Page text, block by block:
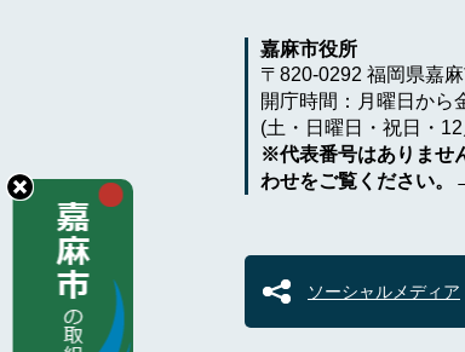
嘉麻市役所
〒820-0292 福岡県嘉
開庁時間：月曜日から
(土・日曜日・祝日・
※代表番号はありませ
わせをご覧ください。
ソーシャルメディア